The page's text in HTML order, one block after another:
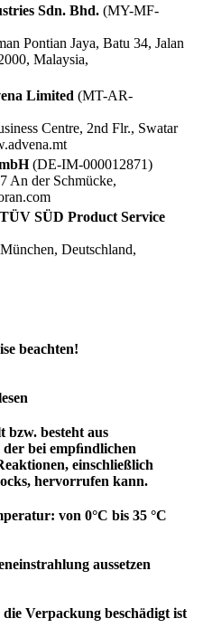
Sdn. Bhd. (MY-MF-
Pontian Jaya, Batu 34, Jalan
Malaysia,
Limited (MT-AR-
Centre, 2nd Flr., Swatar
(DE-IM-000012871)
An der Schmücke,
TÜV SÜD Product Service
Deutschland,
beachten!
bzw. besteht aus
bei empﬁndlichen
einschließlich
hervorrufen kann.
von 0°C bis 35 °C
aussetzen
Verpackung beschädigt ist